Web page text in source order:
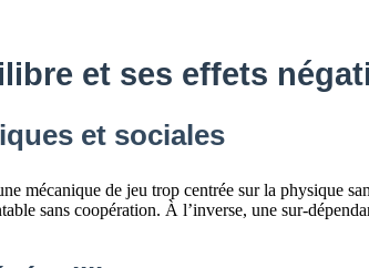
et ses effets
et sociales
mécanique de jeu trop centrée sur la physique
sans coopération. À l’inverse, une sur-